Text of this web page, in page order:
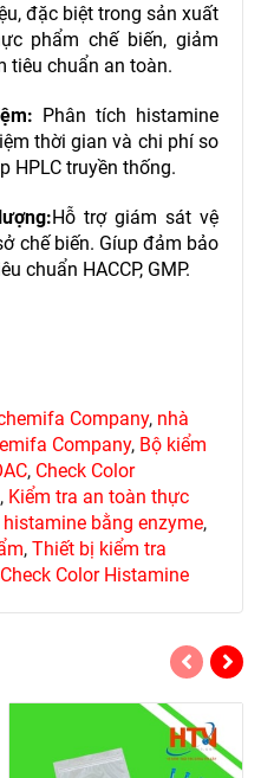
đặc biệt trong sản xuất
phẩm chế biến, giảm
tiêu chuẩn an toàn.
Phân tích histamine
thời gian và chi phí so
HPLC truyền thống.
Hỗ trợ giám sát vệ
chế biến. Gíup đảm bảo
chuẩn HACCP, GMP.
Company, nhà
Company, Bộ kiểm
, Check Color
, Kiểm tra an toàn thực
histamine bằng enzyme,
, Thiết bị kiểm tra
Check Color Histamine